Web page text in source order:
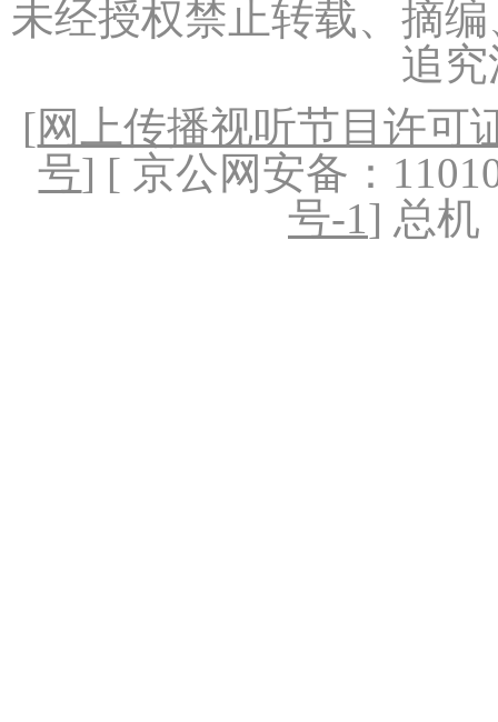
未经授权禁止转载、摘
追
[网上传播视听节目许可
号] [ 京公网安备：
号-1] 总机